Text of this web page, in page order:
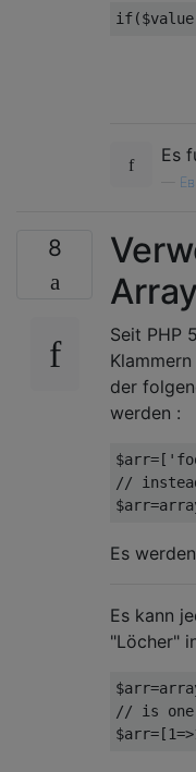
Es
8
Seit PHP
der
werden :
//
Es
Es kann
"Löcher"
// is one